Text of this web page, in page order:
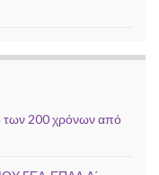
των 200 χρόνων από